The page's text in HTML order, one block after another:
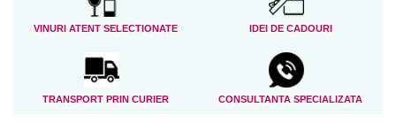
VINURI ATENT SELECTIONATE IDEI DE CADOURI
TRANSPORT PRIN CURIER CONSULTANTA SPECIALIZATA